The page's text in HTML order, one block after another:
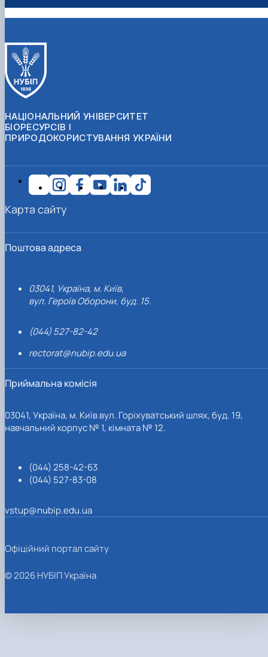
НАЦІОНАЛЬНИЙ УНІВЕРСИТЕТ
БІОРЕСУРСІВ І
ПРИРОДОКОРИСТУВАННЯ УКРАЇНИ
Поштова адреса
03041, Україна, м. Київ,
вул. Героїв Оборони, буд. 15.
(044) 527-82-42
rectorat@nubip.edu.ua
Приймальна комісія
03041, Україна, м. Київ вул. Горіхуватський шлях, буд. 19,
навчальний корпус № 1, кімната № 12.
(044) 258-42-63
(044) 527-83-08
vstup@nubip.edu.ua
Карта сайту
Офіційний портал сайту
© 2026 НУБІП Україна